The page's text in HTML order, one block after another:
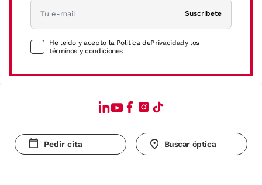
Suscríbete
He leído y acepto la Política dePrivacidady los
términos y condiciones
Pedir cita Buscar óptica